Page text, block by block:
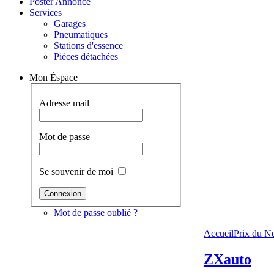
Services
Garages
Pneumatiques
Stations d'essence
Pièces détachées
Mon Éspace
Adresse mail
Mot de passe
Se souvenir de moi
Mot de passe oublié ?
AccueilPrix du
ZXauto